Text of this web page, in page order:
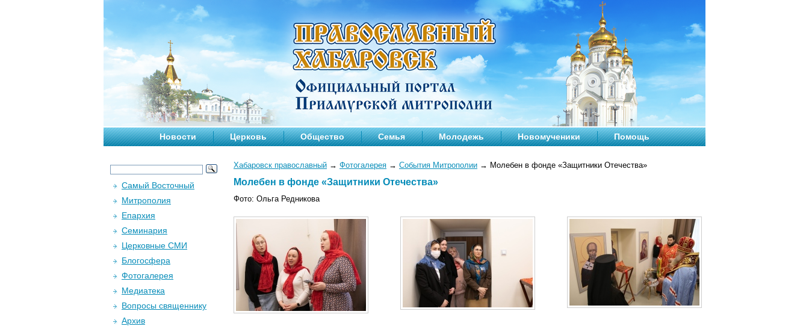
Новости Церковь Общество Семья Молодежь Новомученики Помощь
Хабаровск православный → Фотогалерея → События Митрополии → Молебен в фонде «Защитники Отечества»
Молебен в фонде «Защитники Отечества»
Фото: Ольга Редникова
Самый Восточный
Митрополия
Епархия
Семинария
Церковные СМИ
Блогосфера
Фотогалерея
Медиатека
Вопросы священнику
Архив